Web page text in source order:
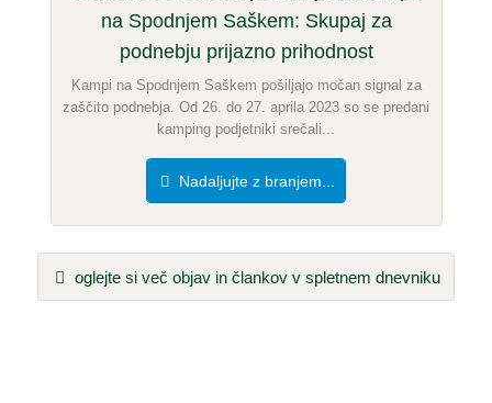
na Spodnjem Saškem: Skupaj za
podnebju prijazno prihodnost
Kampi na Spodnjem Saškem pošiljajo močan signal za
zaščito podnebja. Od 26. do 27. aprila 2023 so se predani
kamping podjetniki srečali...
Nadaljujte z branjem...
oglejte si več objav in člankov v spletnem dnevniku